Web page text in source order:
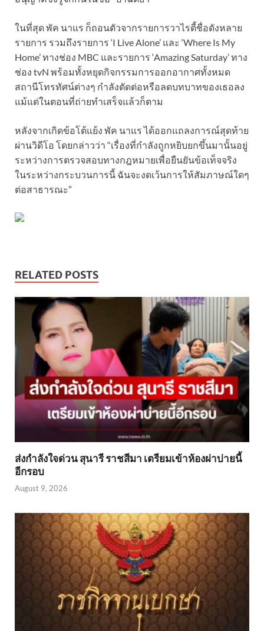
ในที่สุด พัค นาแร ก็ถอนตัวจากรายการวาไรตี้ชื่อดังหลาย
รายการ รวมถึงรายการ ‘I Live Alone’ และ ‘Where Is My
Home’ ทางช่อง MBC และรายการ ‘Amazing Saturday’ ทาง
ช่อง tvN พร้อมทั้งหยุดกิจกรรมการออกอากาศทั้งหมด
สถานีโทรทัศน์ต่างๆ กำลังตัดต่อหรือลดบทบาทของเธอลง
แม้แต่ในตอนที่ถ่ายทำเสร็จแล้วก็ตาม
หลังจากเกิดข้อโต้แย้ง พัค นาแร ได้ออกแถลงการณ์สุดท้าย
ผ่านวิดีโอ โดยกล่าวว่า “เรื่องที่กำลังถูกหยิบยกขึ้นมานั้นอยู่
ระหว่างการตรวจสอบทางกฎหมายเพื่อยืนยันข้อเท็จจริง
ในระหว่างกระบวนการนี้ ฉันจะงดเว้นการให้สัมภาษณ์ใดๆ
ต่อสาธารณะ”
RELATED POSTS
ส่งกำลังใจด่วน สุนารี ราชสีมา เตรียมเข้าห้องผ่าบ่ายนี้
อีกรอบ
August 9, 2026